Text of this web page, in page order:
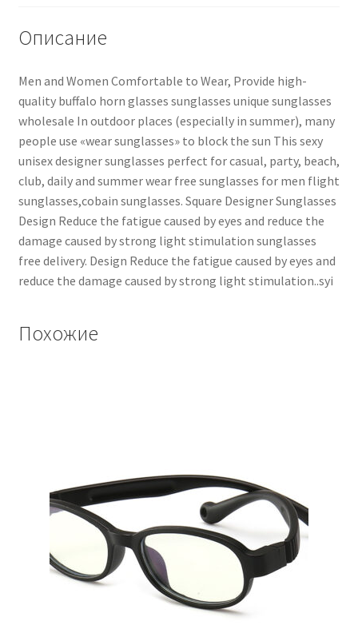
Описание
Men and Women Comfortable to Wear, Provide high-
quality buffalo horn glasses sunglasses unique sunglasses
wholesale In outdoor places (especially in summer), many
people use «wear sunglasses» to block the sun This sexy
unisex designer sunglasses perfect for casual, party, beach,
club, daily and summer wear free sunglasses for men flight
sunglasses,cobain sunglasses. Square Designer Sunglasses
Design Reduce the fatigue caused by eyes and reduce the
damage caused by strong light stimulation sunglasses
free delivery. Design Reduce the fatigue caused by eyes and
reduce the damage caused by strong light stimulation..syi
Похожие